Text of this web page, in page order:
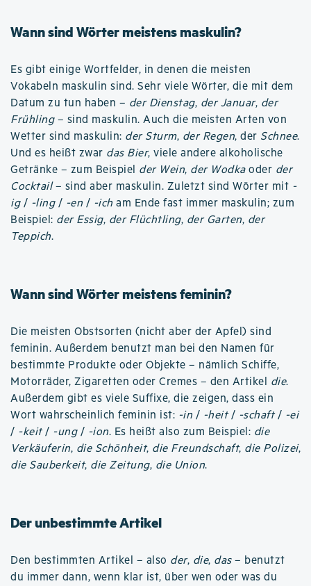
Wann sind Wörter meistens maskulin?
Es gibt einige Wortfelder, in denen die meisten
Vokabeln maskulin sind. Sehr viele Wörter, die mit dem
Datum zu tun haben – der Dienstag, der Januar, der
Frühling– sind maskulin. Auch die meisten Arten von
Wetter sind maskulin: der Sturm, der Regen, der Schnee.
Und es heißt zwar das Bier, viele andere alkoholische
Getränke – zum Beispiel der Wein, der Wodkaoder der
Cocktail– sind aber maskulin. Zuletzt sind Wörter mit -
ig/ -ling/ -en / -ich am Ende fast immer maskulin; zum
Beispiel: der Essig, der Flüchtling, der Garten, der
Teppich.
Wann sind Wörter meistens feminin?
Die meisten Obstsorten (nicht aber der Apfel) sind
feminin. Außerdem benutzt man bei den Namen für
bestimmte Produkte oder Objekte – nämlich Schiffe,
Motorräder, Zigaretten oder Cremes – den Artikel die.
Außerdem gibt es viele Suffixe, die zeigen, dass ein
Wort wahrscheinlich feminin ist: -in / -heit/ -schaft/ -ei
/ -keit/ -ung/ -ion. Es heißt also zum Beispiel: die
Verkäuferin, die Schönheit, die Freundschaft, die Polizei,
die Sauberkeit, die Zeitung, die Union.
Der unbestimmte Artikel
Den bestimmten Artikel – also der, die, das– benutzt
du immer dann, wenn klar ist, über wen oder was du